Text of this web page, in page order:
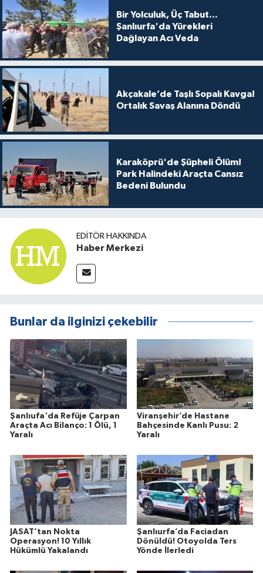
Bir Yolculuk, Üç Tabut...
Şanlıurfa'da Yürekleri
Dağlayan Acı Veda
Akçakale’de Taşlı Sopalı Kavga!
Ortalık Savaş Alanına Döndü
Karaköprü'de Şüpheli Ölüm!
Park Halindeki Araçta Cansız
Bedeni Bulundu
EDITÖR HAKKINDA
Haber Merkezi
Bunlar da ilginizi çekebilir
Şanlıufa'da Refüje Çarpan
Araçta Acı Bilanço: 1 Ölü, 1
Yaralı
Viranşehir’de Hastane
Bahçesinde Kanlı Pusu: 2
Yaralı
JASAT’tan Nokta
Operasyon! 10 Yıllık
Hükümlü Yakalandı
Şanlıurfa’da Faciadan
Dönüldü! Otoyolda Ters
Yönde İlerledi